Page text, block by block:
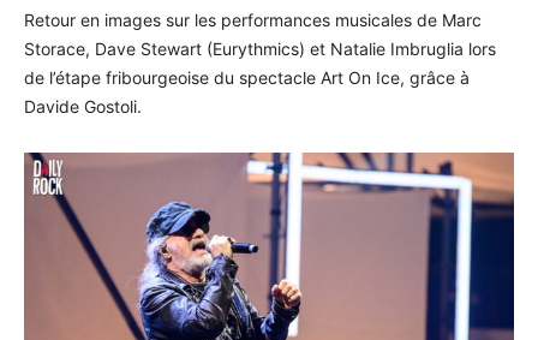
Retour en images sur les performances musicales de Marc
Storace, Dave Stewart (Eurythmics) et Natalie Imbruglia lors
de l’étape fribourgeoise du spectacle Art On Ice, grâce à
Davide Gostoli.